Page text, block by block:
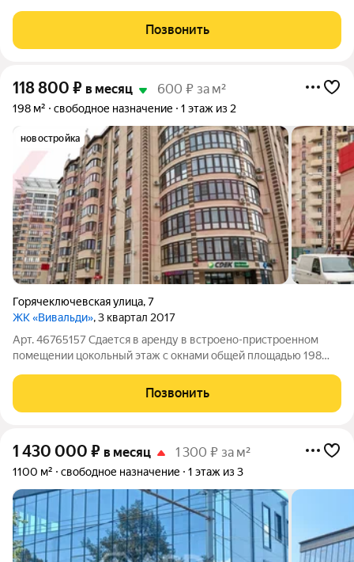
парковка по периметру здания - Централизованная системы
вентиляции - Высокий
Позвонить
118 800 ₽ в месяц 600 ₽ за м²
198 м² свободное назначение 1 этаж из 2
новостройка
Горячеключевская улица,7
ЖК «Вивальди», 3 квартал 2017
Арт. 46765157 Сдается в аренду в встроено-пристроенном
помещении цокольный этаж с окнами общей площадью 198
Централизованные коммуникации Отведенная электрическая
мощность: 40 КВТ Помещение
Позвонить
1 430 000 ₽ в месяц 1 300 ₽ за м²
1100 м² свободное назначение 1 этаж из 3